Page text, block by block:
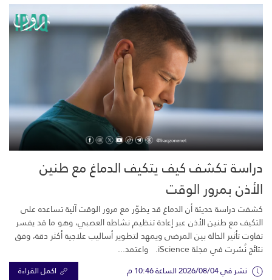
دراسة تكشف كيف يتكيف الدماغ مع طنين
الأذن بمرور الوقت
كشفت دراسة حديثة أن الدماغ قد يطوّر مع مرور الوقت آلية تساعده على
التكيف مع طنين الأذن عبر إعادة تنظيم نشاطه العصبي، وهو ما قد يفسر
تفاوت تأثير الحالة بين المرضى ويمهد لتطوير أساليب علاجية أكثر دقة، وفق
نتائج نُشرت في مجلة iScience. واعتمد...
نشر في 2026/08/04 الساعة 10:46 م اكمل القراءة